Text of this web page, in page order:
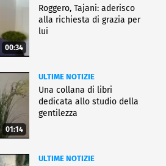
00:34
Roggero, Tajani: aderisco
alla richiesta di grazia per
lui
01:14
ULTIME NOTIZIE
Una collana di libri
dedicata allo studio della
gentilezza
ULTIME NOTIZIE